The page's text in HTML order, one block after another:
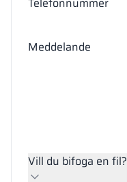
Meddelande
Vill du bifoga en fil?